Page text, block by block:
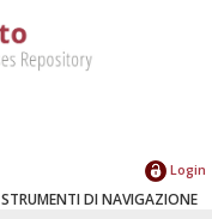
Login
STRUMENTI DI NAVIGAZIONE